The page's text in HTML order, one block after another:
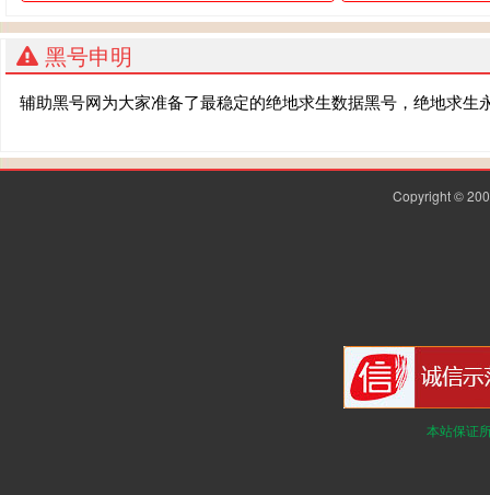
黑号申明
辅助黑号网为大家准备了最稳定的绝地求生数据黑号，绝地求
Copyright ©
本站保证